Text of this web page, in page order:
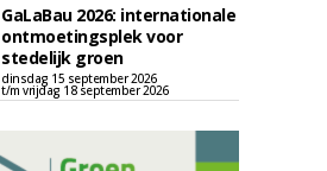
GaLaBau 2026: internationale
ontmoetingsplek voor
stedelijk groen
dinsdag 15 september 2026
t/m vrijdag 18 september 2026